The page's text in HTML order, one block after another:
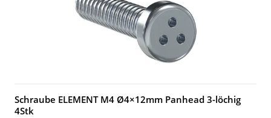
Schraube ELEMENT M4 Ø4×12mm Panhead 3-löchig
4Stk